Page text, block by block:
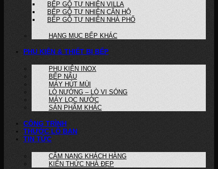
BẾP GỖ TỰ NHIÊN VILLA
BẾP GỖ TỰ NHIÊN CĂN HỘ
BẾP GỖ TỰ NHIÊN NHÀ PHỐ
HẠNG MỤC BẾP KHÁC
PHỤ KIỆN & THIẾT BỊ BẾP
PHỤ KIỆN INOX
BẾP NẤU
MÁY HÚT MÙI
LÒ NƯỚNG – LÒ VI SÓNG
MÁY LỌC NƯỚC
SẢN PHẨM KHÁC
CÔNG TRÌNH
THƯỚC LỖ BAN
TIN TỨC
CẨM NANG KHÁCH HÀNG
KIẾN THỨC NHÀ ĐẸP